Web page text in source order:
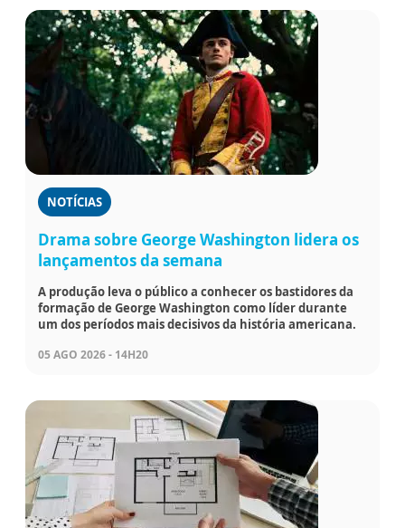
NOTÍCIAS
Drama sobre George Washington lidera os
lançamentos da semana
A produção leva o público a conhecer os bastidores da
formação de George Washington como líder durante
um dos períodos mais decisivos da história americana.
05 AGO 2026 - 14H20